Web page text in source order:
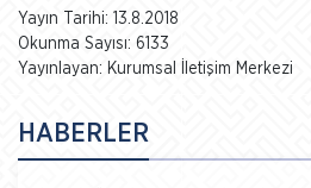
Yayın Tarihi: 13.8.2018
Okunma Sayısı: 6133
Yayınlayan: Kurumsal İletişim Merkezi
HABERLER